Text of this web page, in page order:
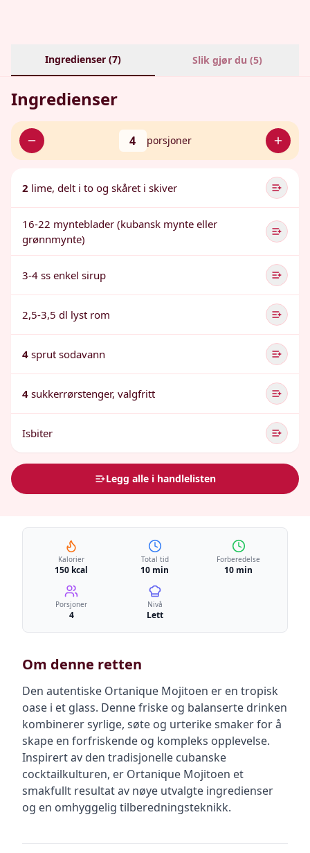
Ingredienser (7) Slik gjør du (5)
Ingredienser
4 porsjoner
2 lime, delt i to og skåret i skiver
16-22 mynteblader (kubansk mynte eller
grønnmynte)
3-4 ss enkel sirup
2,5-3,5 dl lyst rom
4 sprut sodavann
4 sukkerrørstenger, valgfritt
Isbiter
Legg alle i handlelisten
Kalorier
150 kcal
Total tid
10 min
Forberedelse
10 min
Porsjoner
4
Nivå
Lett
Om denne retten
Den autentiske Ortanique Mojitoen er en tropisk
oase i et glass. Denne friske og balanserte drinken
kombinerer syrlige, søte og urterike smaker for å
skape en forfriskende og kompleks opplevelse.
Inspirert av den tradisjonelle cubanske
cocktailkulturen, er Ortanique Mojitoen et
smakfullt resultat av nøye utvalgte ingredienser
og en omhyggelig tilberedningsteknikk.